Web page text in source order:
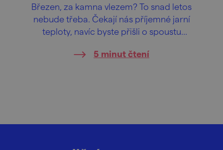
Březen, za kamna vlezem? To snad letos
nebude třeba. Čekají nás příjemné jarní
teploty, navíc byste přišli o spoustu
probouzí mnoho památek a s krásnými
5 minut čtení